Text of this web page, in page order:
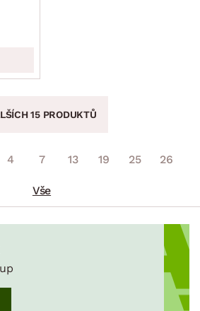
15 PRODUKTŮ
4 7 13 19 25 26
Vše